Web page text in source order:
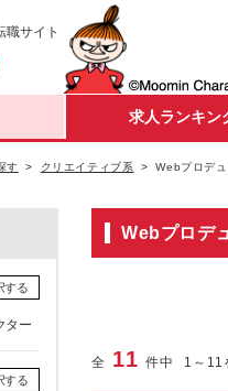
職サイト
求人ランキン
す クリエイティブ系 Webプロデ
する
ター
する
Webプロデ
全 11 件中 1 ～ 11